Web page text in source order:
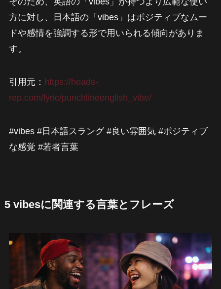
方に対し、日本語の「vibes」はポジティブなムー
ドや感情を強調する形で用いられる傾向がありま
す。
引用元： https://heads-
rep.com/lyric/punchlineenglish_vibe/
#vibes #日本語スラング #良い雰囲気 #ポジティブ
な感覚 #若者言葉
5 vibesに関連する言葉とフレーズ